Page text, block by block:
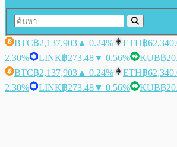
BTC฿2,137,903 ▲ 0.24% ETH฿
2.30%
LINK฿273.48▼ 0.56% KUB฿
BTC฿2,137,903 ▲ 0.24% ETH฿
2.30%
LINK฿273.48▼ 0.56% KUB฿